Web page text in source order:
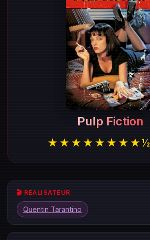
Pulp Fiction
★★★★★★★★½
🎬 RÉALISATEUR
Quentin Tarantino